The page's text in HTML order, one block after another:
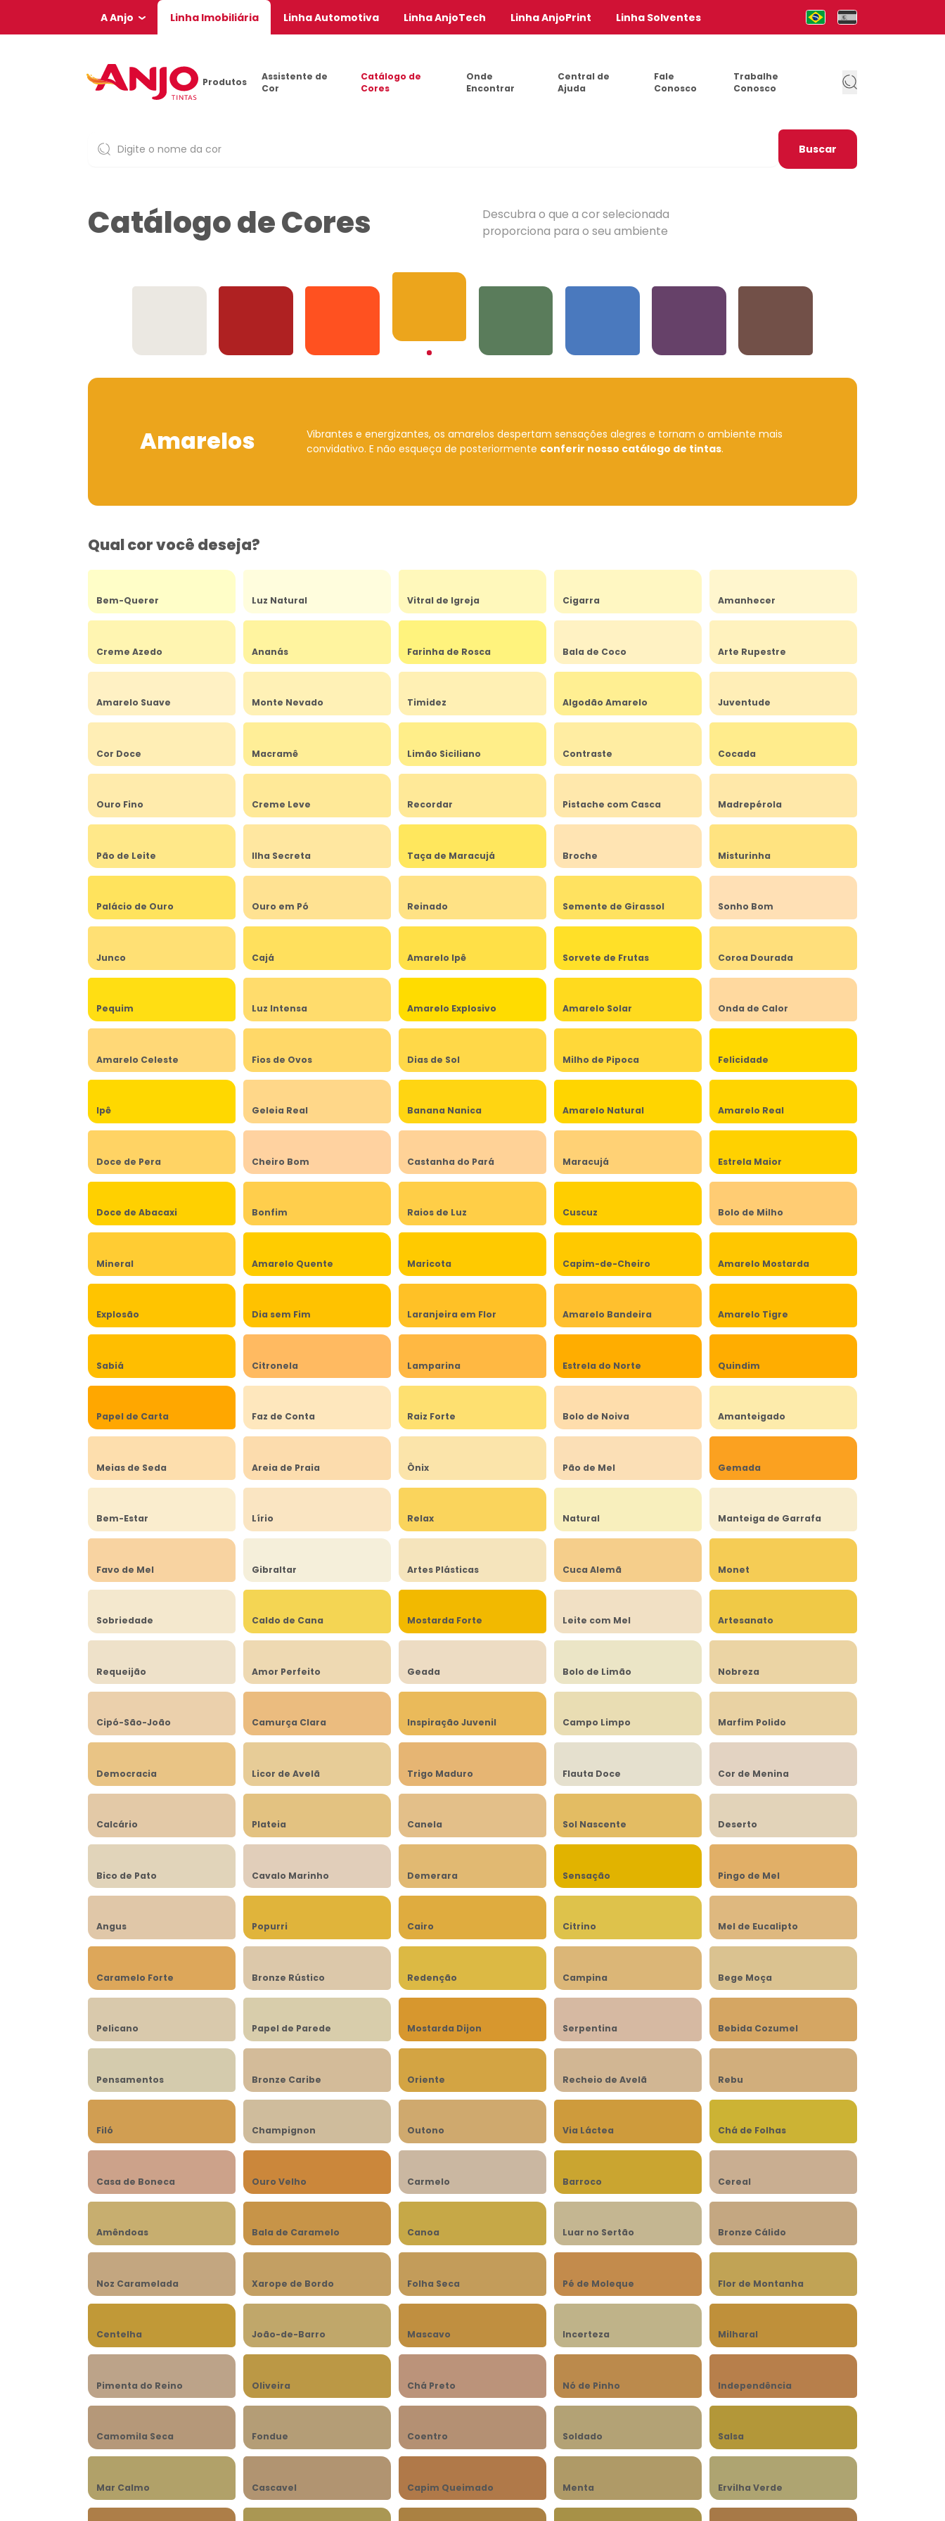
A Anjo Linha Imobiliária Linha Automotiva Linha AnjoTech Linha AnjoPrint
Linha Solventes
Produtos
Assistente de
Cor
Catálogo de
Cores
Onde
Encontrar
Central de
Ajuda
Fale
Conosco
Trabalhe
Conosco
Buscar
Catálogo de Cores
Descubra o que a cor selecionada
proporciona para o seu ambiente
Vermelhos Laranjas
Amarelos
Verdes
Azuis Violetas Neutros e Marrons
Amarelos
Vibrantes e energizantes, os amarelos despertam sensações alegres e tornam o ambiente mais
convidativo. E não esqueça de posteriormente conferir nosso catálogo de tintas.
Qual cor você deseja?
Bem-Querer Luz Natural Vitral de Igreja Cigarra Amanhecer
Creme Azedo Ananás Farinha de Rosca Bala de Coco Arte Rupestre
Amarelo Suave Monte Nevado Timidez Algodão Amarelo Juventude
Cor Doce Macramê Limão Siciliano Contraste Cocada
Ouro Fino Creme Leve Recordar Pistache com Casca Madrepérola
Pão de Leite Ilha Secreta Taça de Maracujá Broche Misturinha
Palácio de Ouro Ouro em Pó Reinado Semente de Girassol Sonho Bom
Junco Cajá Amarelo Ipê Sorvete de Frutas Coroa Dourada
Pequim Luz Intensa Amarelo Explosivo Amarelo Solar Onda de Calor
Amarelo Celeste Fios de Ovos Dias de Sol Milho de Pipoca Felicidade
Ipê Geleia Real Banana Nanica Amarelo Natural Amarelo Real
Doce de Pera Cheiro Bom Castanha do Pará Maracujá Estrela Maior
Doce de Abacaxi Bonfim Raios de Luz Cuscuz Bolo de Milho
Mineral Amarelo Quente Maricota Capim-de-Cheiro Amarelo Mostarda
Explosão Dia sem Fim Laranjeira em Flor Amarelo Bandeira Amarelo Tigre
Sabiá Citronela Lamparina Estrela do Norte Quindim
Papel de Carta Faz de Conta Raiz Forte Bolo de Noiva Amanteigado
Meias de Seda Areia de Praia Ônix Pão de Mel Gemada
Bem-Estar Lírio Relax Natural Manteiga de Garrafa
Favo de Mel Gibraltar Artes Plásticas Cuca Alemã Monet
Sobriedade Caldo de Cana Mostarda Forte Leite com Mel Artesanato
Requeijão Amor Perfeito Geada Bolo de Limão Nobreza
Cipó-São-João Camurça Clara Inspiração Juvenil Campo Limpo Marfim Polido
Democracia Licor de Avelã Trigo Maduro Flauta Doce Cor de Menina
Calcário Plateia Canela Sol Nascente Deserto
Bico de Pato Cavalo Marinho Demerara Sensação Pingo de Mel
Angus Popurri Cairo Citrino Mel de Eucalipto
Caramelo Forte Bronze Rústico Redenção Campina Bege Moça
Pelicano Papel de Parede Mostarda Dijon Serpentina Bebida Cozumel
Pensamentos Bronze Caribe Oriente Recheio de Avelã Rebu
Filó Champignon Outono Via Láctea Chá de Folhas
Casa de Boneca Ouro Velho Carmelo Barroco Cereal
Amêndoas Bala de Caramelo Canoa Luar no Sertão Bronze Cálido
Noz Caramelada Xarope de Bordo Folha Seca Pé de Moleque Flor de Montanha
Centelha João-de-Barro Mascavo Incerteza Milharal
Pimenta do Reino Oliveira Chá Preto Nó de Pinho Independência
Camomila Seca Fondue Coentro Soldado Salsa
Mar Calmo Cascavel Capim Queimado Menta Ervilha Verde